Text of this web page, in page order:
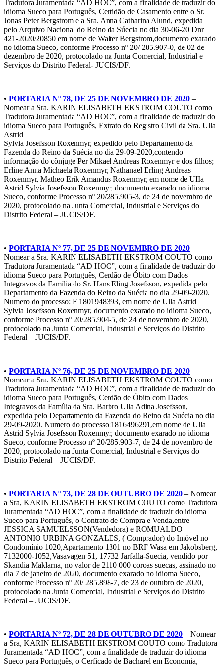
Tradutora Juramentada “AD HOC”, com a finalidade de traduzir do
idioma Sueco para Português, Certidão de Casamento entre o Sr.
Jonas Peter Bergstrom e a Sra. Anna Catharina Alund, expedida
pelo Arquivo Nacional do Reino da Súecia no dia 30-06-20 Dnr
421-2020/20850 em nome de Walter Bergstrom,documento exarado
no idioma Sueco, conforme Processo nº 20/ 285.907-0, de 02 de
dezembro de 2020, protocolado na Junta Comercial, Industrial e
Serviços do Distrito Federal- JUCIS/DF.
• PORTARIA Nº 78, DE 25 DE NOVEMBRO DE 2020 –
Nomear a Sra. KARIN ELISABETH EKSTROM COUTO como
Tradutora Juramentada “AD HOC”, com a finalidade de traduzir do
idioma Sueco para Português, Extrato do Registro Civil da Sra. Ulla
Astrid
Sylvia Josefsson Roxenmyr, expedido pelo Departamento da
Fazenda do Reino da Suécia no dia 29-09-2020,contendo
informação do cônjuge Per Mikael Andreas Roxenmyr e dos filhos;
Erline Anna Michaela Roxenmyr, Nathanael Erling Andreas
Roxenmyr, Matheo Erik Amandus Roxenmyr, em nome de UIIa
Astrid Sylvia Josefsson Roxenmyr, documento exarado no idioma
Sueco, conforme Processo nº 20/285.905-3, de 24 de novembro de
2020, protocolado na Junta Comercial, Industrial e Serviços do
Distrito Federal – JUCIS/DF.
• PORTARIA Nº 77, DE 25 DE NOVEMBRO DE 2020 –
Nomear a Sra. KARIN ELISABETH EKSTROM COUTO como
Tradutora Juramentada “AD HOC”, com a finalidade de traduzir do
idioma Sueco para Português, Cerdão de Óbito com Dados
Integravos da Família do Sr. Hans Eling Josefsson, expedida pelo
Departamento da Fazenda do Reino da Suécia no dia 29-09-2020.
Numero do processo: F 1801948393, em nome de Ulla Astrid
Sylvia Josefsson Roxenmyr, documento exarado no idioma Sueco,
conforme Processo nº 20/285.904-5, de 24 de novembro de 2020,
protocolado na Junta Comercial, Industrial e Serviços do Distrito
Federal – JUCIS/DF.
• PORTARIA Nº 76, DE 25 DE NOVEMBRO DE 2020 –
Nomear a Sra. KARIN ELISABETH EKSTROM COUTO como
Tradutora Juramentada “AD HOC”, com a finalidade de traduzir do
idioma Sueco para Português, Cerdão de Óbito com Dados
Integravos da Família da Sra. Barbro Ulla Adina Josefsson,
expedida pelo Departamento da Fazenda do Reino da Suécia no dia
29-09-2020. Numero do processo:1816496291,em nome de Ulla
Astrid Sylvia Josefsson Roxenmyr, documento exarado no idioma
Sueco, conforme Processo nº 20/285.903-7, de 24 de novembro de
2020, protocolado na Junta Comercial, Industrial e Serviços do
Distrito Federal – JUCIS/DF.
• PORTARIA Nº 73, DE 28 DE OUTUBRO DE 2020 – Nomear
a Sra, KARIN ELISABETH EKSTROM COUTO como Tradutora
Juramentada “AD HOC”, com a finalidade de traduzir do idioma
Sueco para Português, o Contrato de Compra e Venda,entre
JESSICA SAMUELSSON(Vendedora) e ROMUALDO
ANTONIO URBINA GONZALES, ( Comprador) do Imóvel no
Condomínio 1020,Apartamento 1301 no BRF Wasa em Jakobsberg,
7132000-1052,Vasavagen 51, 17732 Jarfalla-Suecia, vendido por
Skandia Maklarna, no valor de 2110 000 coroas suecas, assinado no
dia 7 de janeiro de 2020, documento exarado no idioma Sueco,
conforme Processo nº 20/ 285.898-7, de 23 de outubro de 2020,
protocolado na Junta Comercial, Industrial e Serviços do Distrito
Federal – JUCIS/DF.
• PORTARIA Nº 72, DE 28 DE OUTUBRO DE 2020 – Nomear
a Sra, KARIN ELISABETH EKSTROM COUTO como Tradutora
Juramentada “AD HOC”, com a finalidade de traduzir do idioma
Sueco para Português, o Cerficado de Bacharel em Economia,